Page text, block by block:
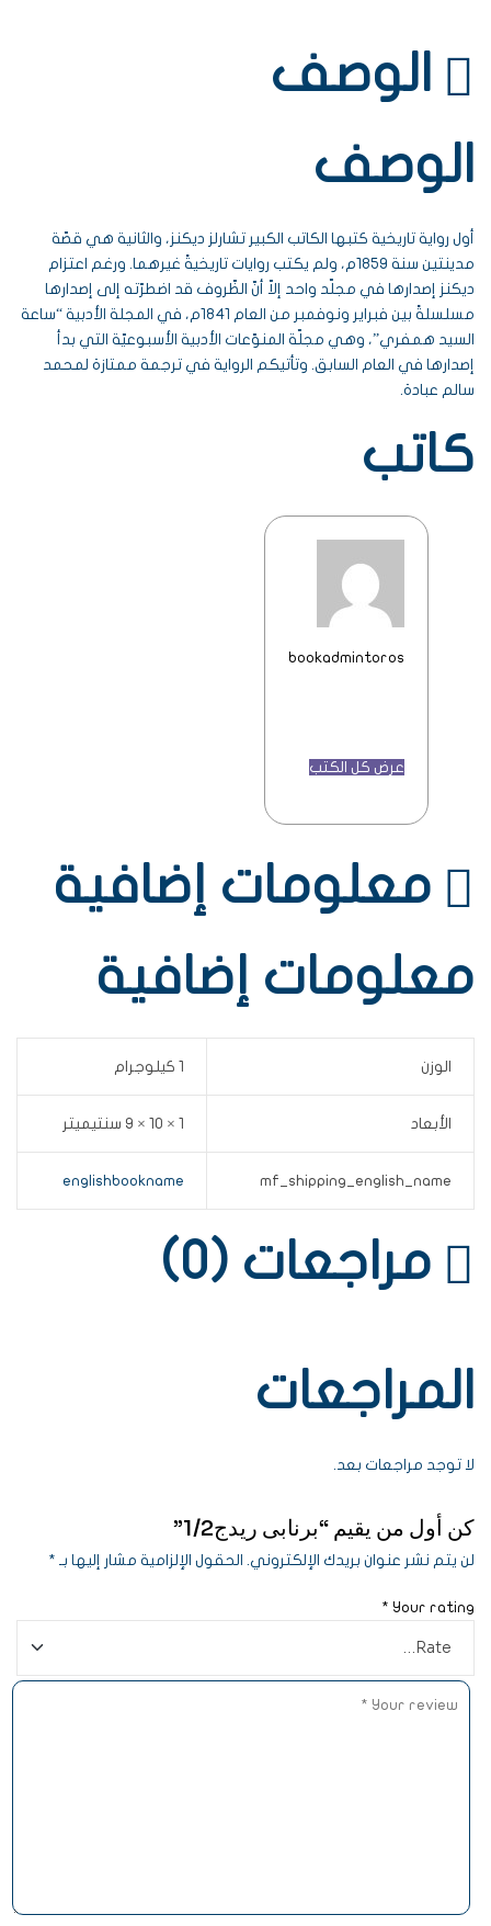
الوصف
الوصف
أول رواية تاريخية كتبها الكاتب الكبير تشارلز ديكنز، والثانية هي قصّة
مدينتين سنة 1859م، ولم يكتب روايات تاريخيةً غيرهما. ورغم اعتزام
ديكنز إصدارها في مجلّد واحد إلاّ أنّ الظّروف قد اضطرّته إلى إصدارها
مسلسلةً بين فبراير ونوفمبر من العام 1841م، في المجلة الأدبية “ساعة
السيد همفري”، وهي مجلّة المنوّعات الأدبية الأسبوعيّة التي بدأ
إصدارها في العام السابق. وتأتيكم الرواية في ترجمة ممتازة لمحمد
سالم عبادة.
كاتب
bookadmintoros
عرض كل الكتب
معلومات إضافية
معلومات إضافية
الوزن 1 كيلوجرام
الأبعاد 1 × 10 × 9 سنتيميتر
mf_shipping_english_name
englishbookname
مراجعات (0)
المراجعات
لا توجد مراجعات بعد.
كن أول من يقيم “برنابى ريدج1/2”
لن يتم نشر عنوان بريدك الإلكتروني. الحقول الإلزامية مشار إليها بـ *
Your rating
*